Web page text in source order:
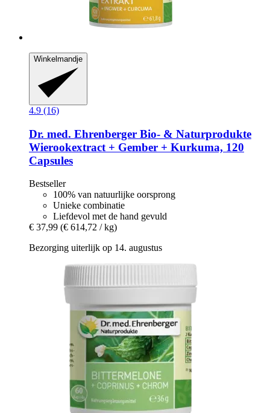
Winkelmandje
4.9 (16)
Dr. med. Ehrenberger Bio- & Naturprodukte
Wierookextract + Gember + Kurkuma, 120
Capsules
Bestseller
100% van natuurlijke oorsprong
Unieke combinatie
Liefdevol met de hand gevuld
€ 37,99 (€ 614,72 / kg)
Bezorging uiterlijk op 14. augustus